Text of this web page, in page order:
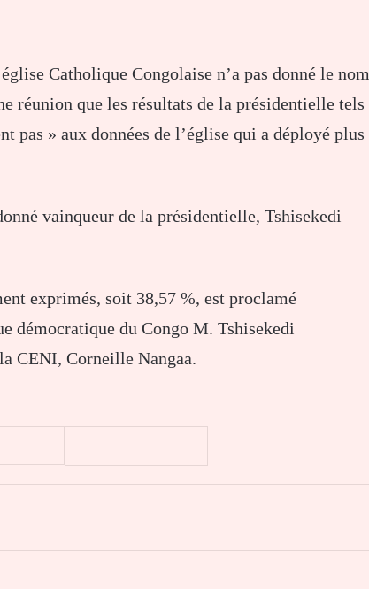
Catholique Congolaise n’a pas donné le nom
réunion que les résultats de la présidentielle tels
pas » aux données de l’église qui a déployé plus
vainqueur de la présidentielle, Tshisekedi
exprimés, soit 38,57 %, est proclamé
démocratique du Congo M. Tshisekedi
CENI, Corneille Nangaa.